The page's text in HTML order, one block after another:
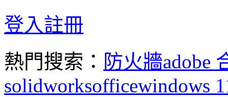
登入註冊
熱門搜索： 防火牆adobe
solidworksofficewindows